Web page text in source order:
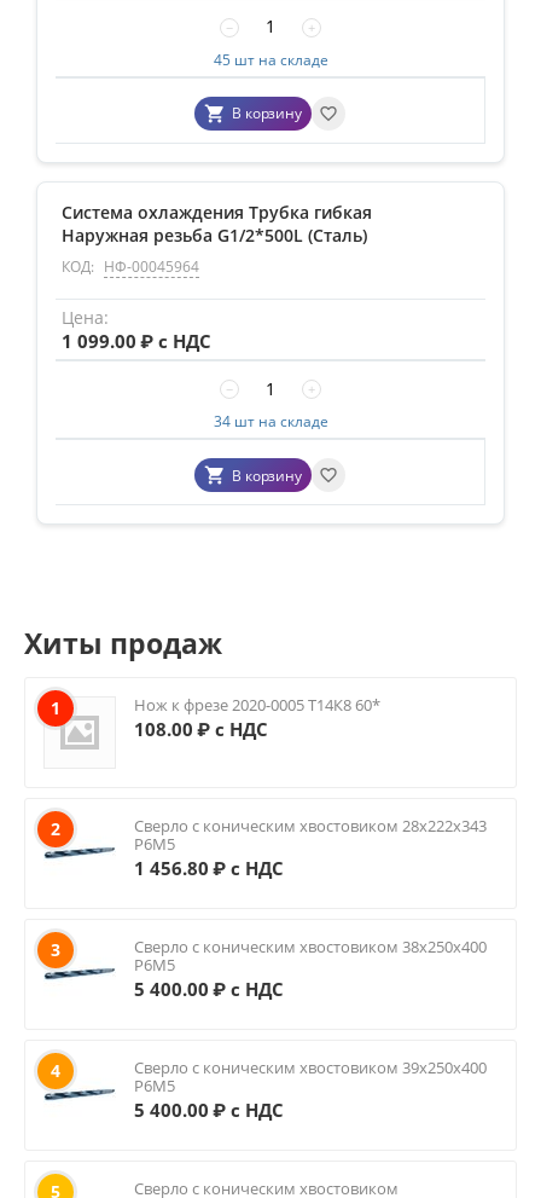
+
−
45 шт на складе
В корзину
Система охлаждения Трубка гибкая
Наружная резьба G1/2*500L (Сталь)
КОД: НФ-00045964
1 099.00 ₽ с НДС
+
−
34 шт на складе
В корзину
Хиты продаж
1 Нож к фрезе 2020-0005 Т14К8 60*
108.00 ₽ с НДС
2
Сверло с коническим хвостовиком 28х222х343
Р6М5
1 456.80 ₽ с НДС
3
Сверло с коническим хвостовиком 38х250х400
Р6М5
5 400.00 ₽ с НДС
4
Сверло с коническим хвостовиком 39х250х400
Р6М5
5 400.00 ₽ с НДС
5
Сверло с коническим хвостовиком